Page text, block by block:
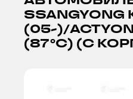
SSANGYONG
(05-)/
(87°С) (C